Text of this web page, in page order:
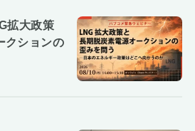
拡大政策
クションの